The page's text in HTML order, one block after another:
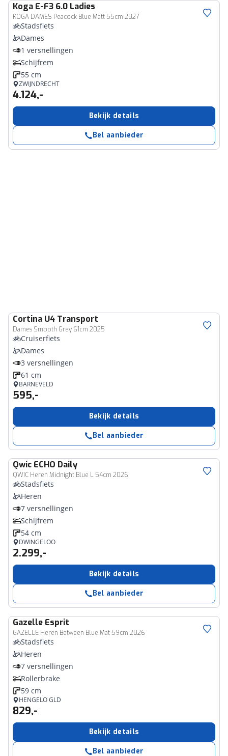
Koga E-F3 6.0 Ladies
KOGA DAMES Peacock Blue Matt 55cm 2027
Stadsfiets
Dames
1 versnellingen
Schijfrem
55 cm
ZWIJNDRECHT
4.124,-
Bekijk details
Bel aanbieder
Cortina U4 Transport
Dames Smooth Grey 61cm 2025
Cruiserfiets
Dames
3 versnellingen
61 cm
BARNEVELD
595,-
Bekijk details
Bel aanbieder
Qwic ECHO Daily
QWIC Heren Midnight Blue L 54cm 2026
Stadsfiets
Heren
7 versnellingen
Schijfrem
54 cm
DWINGELOO
2.299,-
Bekijk details
Bel aanbieder
Gazelle Esprit
GAZELLE Heren Between Blue Mat 59cm 2026
Stadsfiets
Heren
7 versnellingen
Rollerbrake
59 cm
HENGELO GLD
829,-
Bekijk details
Bel aanbieder